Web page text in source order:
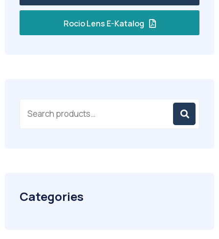
Rocio Lens E-Katalog
Categories